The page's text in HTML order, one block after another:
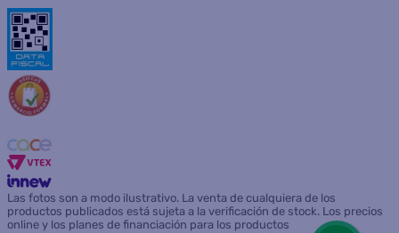
Las fotos son a modo ilustrativo. La venta de cualquiera de los
productos publicados está sujeta a la verificación de stock. Los precios
online y los planes de financiación para los productos